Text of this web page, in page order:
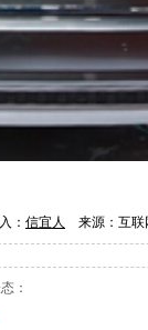
： 信宜人 来源：互
：